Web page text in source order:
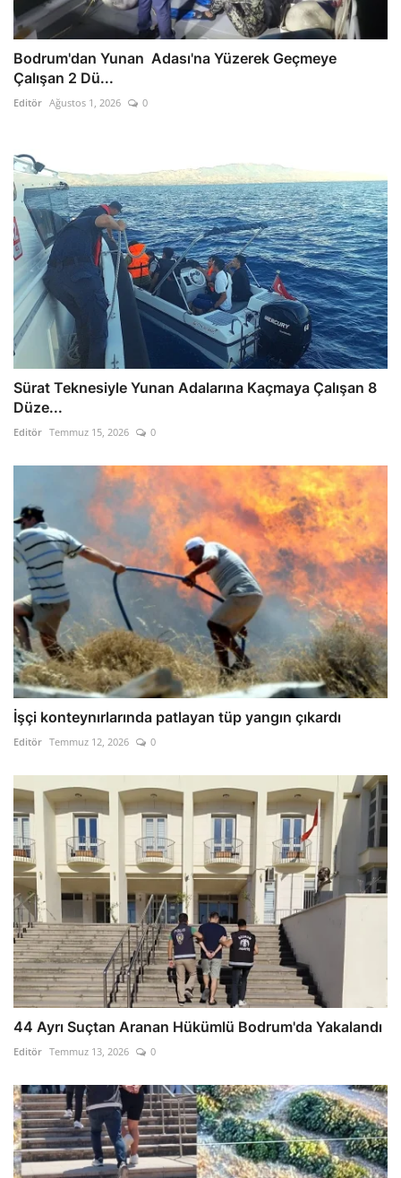
Bodrum'dan Yunan Adası'na Yüzerek Geçmeye
Çalışan 2 Dü...
Editör Ağustos 1, 2026 0
Sürat Teknesiyle Yunan Adalarına Kaçmaya Çalışan 8
Düze...
Editör Temmuz 15, 2026 0
İşçi konteynırlarında patlayan tüp yangın çıkardı
Editör Temmuz 12, 2026 0
44 Ayrı Suçtan Aranan Hükümlü Bodrum'da Yakalandı
Editör Temmuz 13, 2026 0